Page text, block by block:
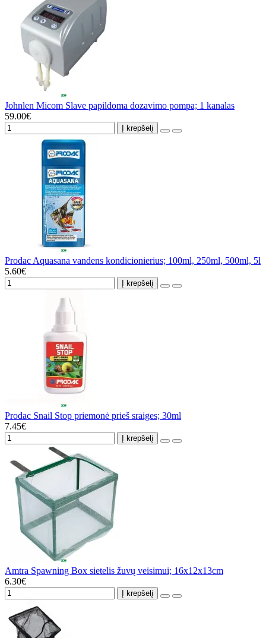
Johnlen Micom Slave papildoma dozavimo pompa; 1 kanalas
59.00€
Į krepšelį
Prodac Aquasana vandens kondicionierius; 100ml, 250ml, 500ml, 5l
5.60€
Į krepšelį
Prodac Snail Stop priemonė prieš sraiges; 30ml
7.45€
Į krepšelį
Amtra Spawning Box sietelis žuvų veisimui; 16x12x13cm
6.30€
Į krepšelį